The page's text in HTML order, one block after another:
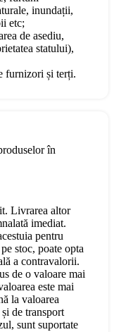
inundații,
etc;
de asediu,
statului),
furnizori și terți.
în
Livrarea altor
imediat.
pentru
stoc, poate opta
a contravalorii.
de o valoare mai
este mai
la valoarea
de transport
sunt suportate